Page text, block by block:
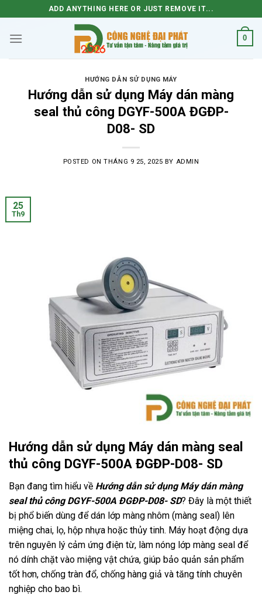
to
content
ADD ANYTHING HERE OR JUST REMOVE IT...
0
HƯỚNG DẪN SỬ DỤNG MÁY
Hướng dẫn sử dụng Máy dán màng
seal thủ công DGYF-500A ĐGĐP-
D08- SD
POSTED ONTHÁNG 9 25, 2025 BY ADMIN
25
Th9
Hướng dẫn sử dụng Máy dán màng seal
thủ công DGYF-500A ĐGĐP-D08- SD
Bạn đang tìm hiểu về Hướng dẫn sử dụng Máy dán màng
seal thủ công DGYF-500A ĐGĐP-D08- SD? Đây là một thiết
bị phổ biến dùng để dán lớp màng nhôm (màng seal) lên
miệng chai, lọ, hộp nhựa hoặc thủy tinh. Máy hoạt động dựa
trên nguyên lý cảm ứng điện từ, làm nóng lớp màng seal để
nó dính chặt vào miệng vật chứa, giúp bảo quản sản phẩm
tốt hơn, chống tràn đổ, chống hàng giả và tăng tính chuyên
nghiệp cho bao bì.